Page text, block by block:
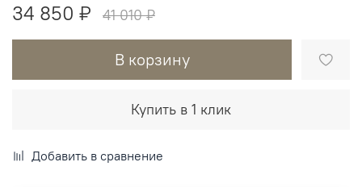
34 850 ₽
41 010 ₽
В корзину
Купить в 1 клик
Добавить в сравнение